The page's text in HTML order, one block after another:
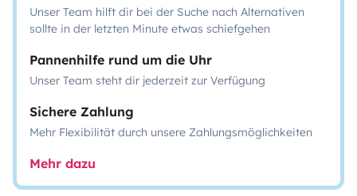
Unser Team hilft dir bei der Suche nach Alternativen
sollte in der letzten Minute etwas schiefgehen
Pannenhilfe rund um die Uhr
Unser Team steht dir jederzeit zur Verfügung
Sichere Zahlung
Mehr Flexibilität durch unsere Zahlungsmöglichkeiten
Mehr dazu